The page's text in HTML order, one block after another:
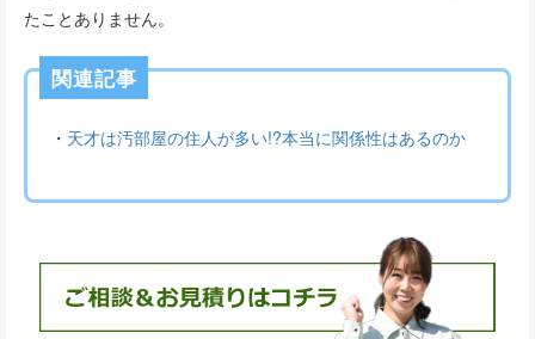
たことありません。
関連記事
・ 天才は汚部屋の住人が多い!?本当に関係性はあるのか